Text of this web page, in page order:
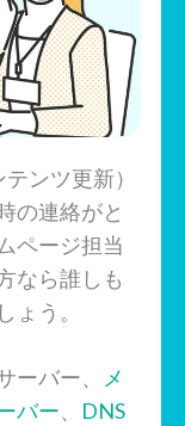
ンツ更新）
の連絡がと
ページ担当
なら誰しも
ょう。
ーバー、
メ
バー、 DNS